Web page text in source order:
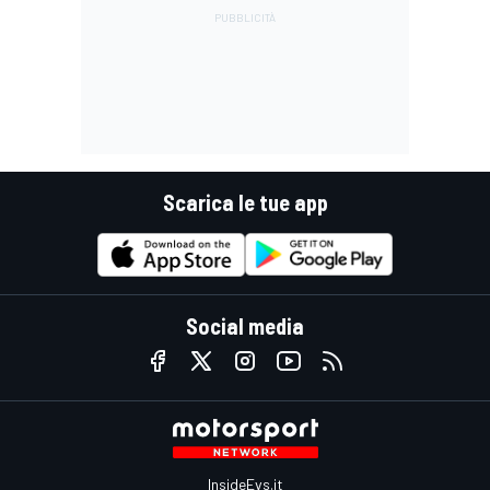
Scarica le tue app
Social media
InsideEvs.it